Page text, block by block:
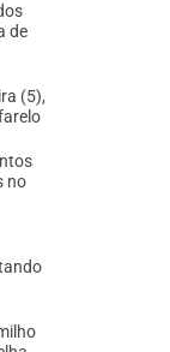
de
(5),
no